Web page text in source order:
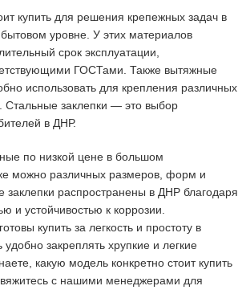
купить для решения крепежных задач в
уровне. У этих материалов
срок эксплуатации,
ГОСТами. Также вытяжные
использовать для крепления различных
Стальные заклепки — это выбор
в ДНР.
по низкой цене в большом
можно различных размеров, форм и
заклепки распространены в ДНР благодаря
и устойчивостью к коррозии.
купить за легкость и простоту в
закреплять хрупкие и легкие
какую модель конкретно стоит купить
с нашими менеджерами для